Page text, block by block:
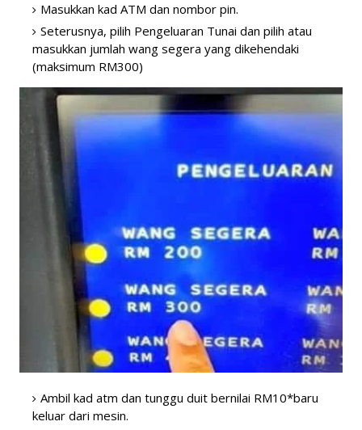
Masukkan kad ATM dan nombor pin.
Seterusnya, pilih Pengeluaran Tunai dan pilih atau
masukkan jumlah wang segera yang dikehendaki
(maksimum RM300)
Ambil kad atm dan tunggu duit bernilai RM10*baru
keluar dari mesin.